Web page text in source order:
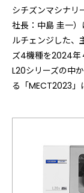
シチズンマシナリ
社長：中島 圭一
ルチェンジした
ズ4機種を2024年
L20シリーズの中
る「MECT2023」